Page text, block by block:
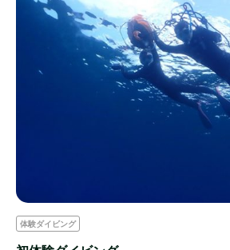
体験ダイビング